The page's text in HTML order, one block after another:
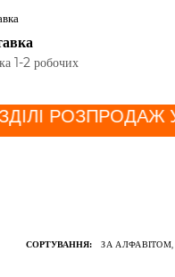
1-2 робочих
РОЗПРОДАЖ
СОРТУВАННЯ: ЗА